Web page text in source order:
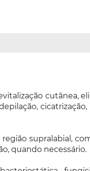
cutânea,
supralabial,
quando necessário.